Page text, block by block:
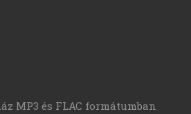
MP3 és FLAC formátumban